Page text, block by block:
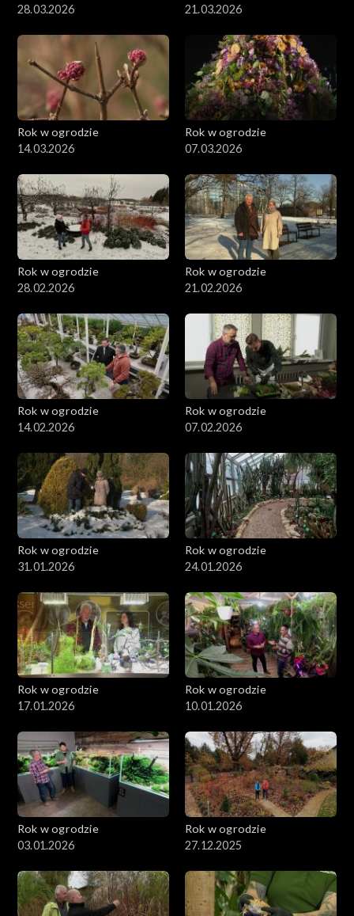
28.03.2026
21.03.2026
Rok w ogrodzie
14.03.2026
Rok w ogrodzie
07.03.2026
Rok w ogrodzie
28.02.2026
Rok w ogrodzie
21.02.2026
Rok w ogrodzie
14.02.2026
Rok w ogrodzie
07.02.2026
Rok w ogrodzie
31.01.2026
Rok w ogrodzie
24.01.2026
Rok w ogrodzie
17.01.2026
Rok w ogrodzie
10.01.2026
Rok w ogrodzie
03.01.2026
Rok w ogrodzie
27.12.2025